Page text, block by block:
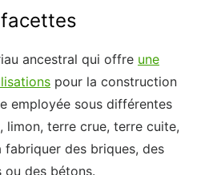
ancestral qui offre une
pour la construction
employée sous différentes
limon, terre crue, terre cuite,
des briques, des
des bétons.